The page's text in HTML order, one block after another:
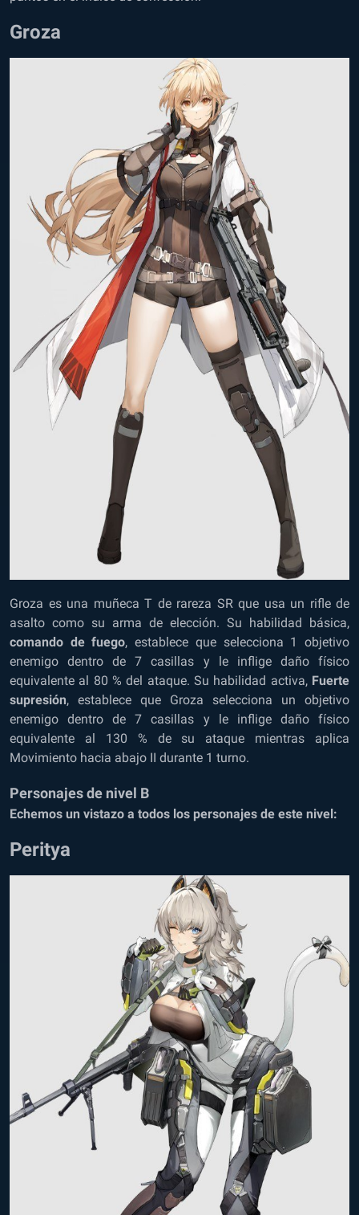
Groza
Groza es una muñeca T de rareza SR que usa un rifle de
asalto como su arma de elección. Su habilidad básica,
comando de fuego, establece que selecciona 1 objetivo
enemigo dentro de 7 casillas y le inflige daño físico
equivalente al 80 % del ataque. Su habilidad activa, Fuerte
supresión, establece que Groza selecciona un objetivo
enemigo dentro de 7 casillas y le inflige daño físico
equivalente al 130 % de su ataque mientras aplica
Movimiento hacia abajo II durante 1 turno.
Personajes de nivel B
Echemos un vistazo a todos los personajes de este nivel:
Peritya